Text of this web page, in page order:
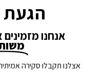
הגעת
אנחנו
אצלנו תקבלו סקירה